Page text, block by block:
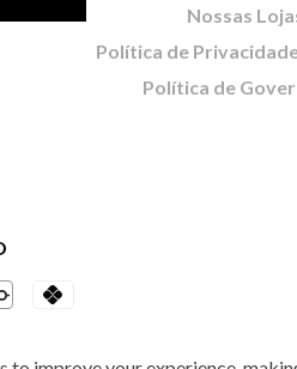
Nossas
Política de